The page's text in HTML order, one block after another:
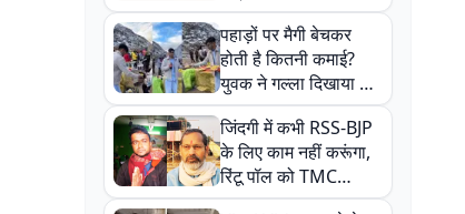
से राजनीति में उबाल,
अजित महतो बोले- TMC
की गंदी चाल
पहाड़ों पर मैगी बेचकर
होती है कितनी कमाई?
युवक ने गल्ला दिखाया तो
नौकरी वालों के खड़े हो गए
कान
जिंदगी में कभी RSS-BJP
के लिए काम नहीं करूंगा,
रिंटू पॉल को TMC
ऑफिस में ले जाकर पीटा,